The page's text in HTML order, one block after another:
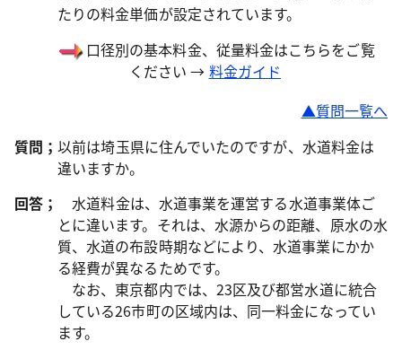
たりの料金単価が設定されています。
口径別の基本料金、従量料金はこちらをご覧
ください → 料金ガイド
▲質問一覧へ
質問；以前は埼玉県に住んでいたのですが、水道料金は
違いますか。
回答；
水道料金は、水道事業を運営する水道事業体ご
とに違います。それは、水源からの距離、原水の水
質、水道の布設時期などにより、水道事業にかか
る経費が異なるためです。
なお、東京都内では、23区及び都営水道に統合
している26市町の区域内は、同一料金になってい
ます。